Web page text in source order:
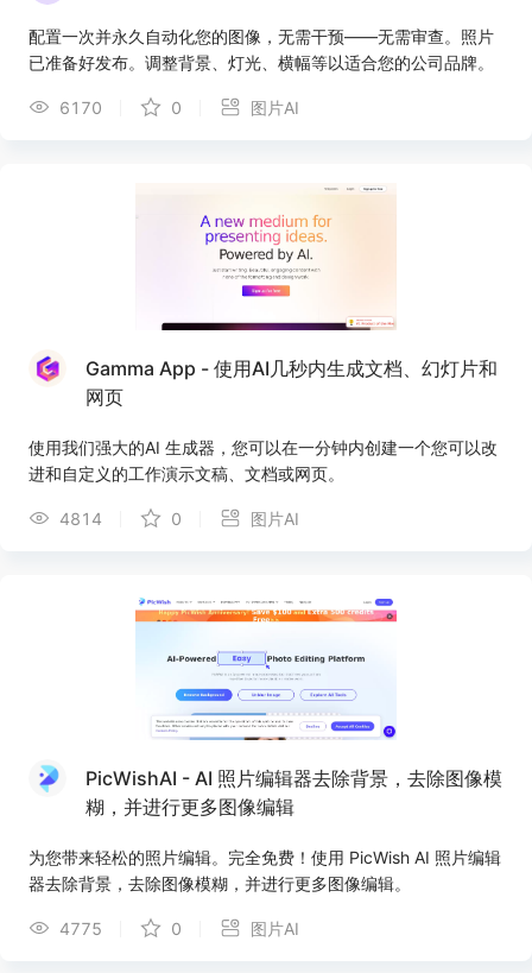
配置一次并永久自动化您的图像，无需干预——无需审查。照片
已准备好发布。调整背景、灯光、横幅等以适合您的公司品牌。
6170 0 图片AI
Gamma App - 使用AI几秒内生成文档、幻灯片和
网页
使用我们强大的AI 生成器，您可以在一分钟内创建一个您可以改
进和自定义的工作演示文稿、文档或网页。
4814 0 图片AI
PicWishAI - AI 照片编辑器去除背景，去除图像模
糊，并进行更多图像编辑
为您带来轻松的照片编辑。完全免费！使用 PicWish AI 照片编辑
器去除背景，去除图像模糊，并进行更多图像编辑。
4775 0 图片AI